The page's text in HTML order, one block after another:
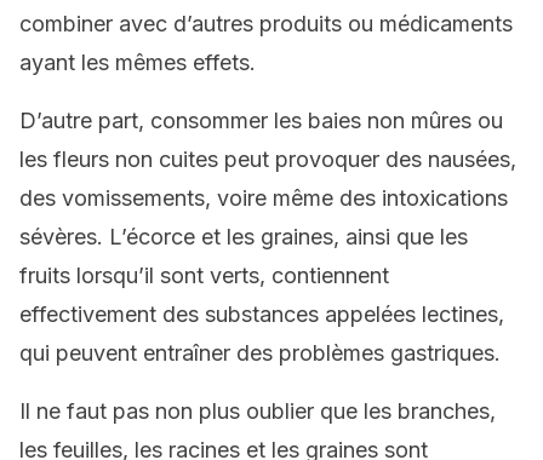
combiner avec d’autres produits ou médicaments
ayant les mêmes effets.
D’autre part, consommer les baies non mûres ou
les fleurs non cuites peut provoquer des nausées,
des vomissements, voire même des intoxications
sévères. L’écorce et les graines, ainsi que les
fruits lorsqu’il sont verts, contiennent
effectivement des substances appelées lectines,
qui peuvent entraîner des problèmes gastriques.
Il ne faut pas non plus oublier que les branches,
les feuilles, les racines et les graines sont